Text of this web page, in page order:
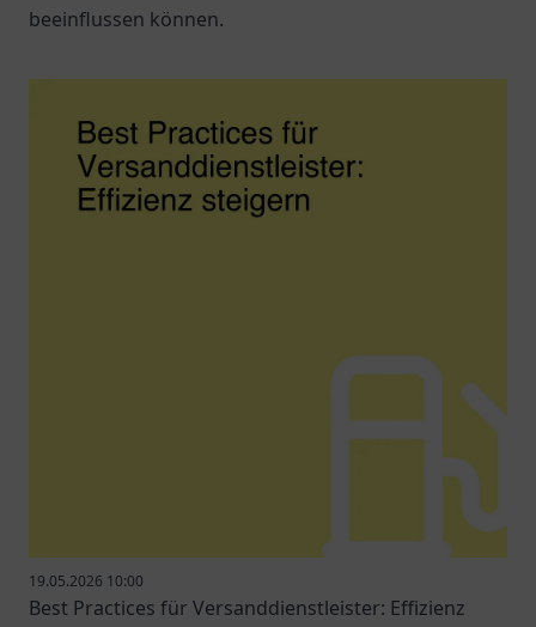
beeinflussen können.
19.05.2026 10:00
Best Practices für Versanddienstleister: Effizienz